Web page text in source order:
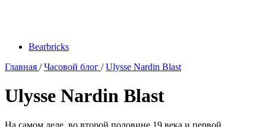
Bearbricks
Главная /Часовой блог /Ulysse Nardin Blast
Ulysse Nardin Blast
На самом деле, во второй половине 19 века и первой